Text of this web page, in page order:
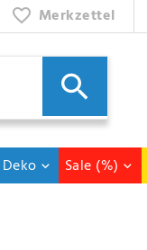
Merkzettel
Deko Sale (%)